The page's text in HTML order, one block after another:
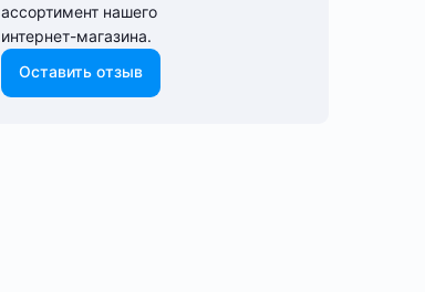
ассортимент нашего
интернет-⁠магазина.
Оставить отзыв